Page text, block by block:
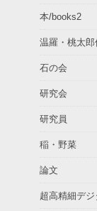
本/books2
温羅・桃太郎
石の会
研究会
研究員
稲・野菜
論文
超高精細デ